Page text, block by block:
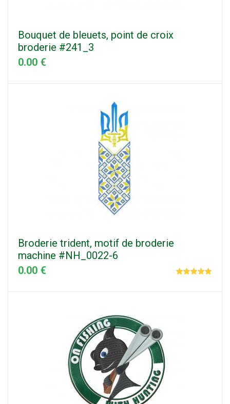
Bouquet de bleuets, point de croix
broderie #241_3
0.00 €
Broderie trident, motif de broderie
machine #NH_0022-6
0.00 €